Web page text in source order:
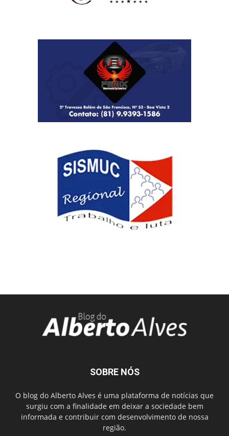
SOBRE NÓS
O blog do Alberto Alves é uma plataforma de notícias que
surgiu com a finalidade em deixar a sociedade bem
informada e contribuir com desenvolvimento de nossa
região.